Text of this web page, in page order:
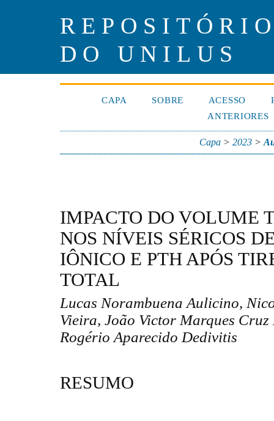
DO UNILUS
CAPA SOBRE ACESSO
ANTERIORES
Capa >2023 >
IMPACTO DO VOLUME
NOS NÍVEIS SÉRICOS
IÔNICO E PTH APÓS
TOTAL
Lucas Norambuena Aulicino,
Vieira, João Victor Marques
Rogério Aparecido Dedivitis
RESUMO